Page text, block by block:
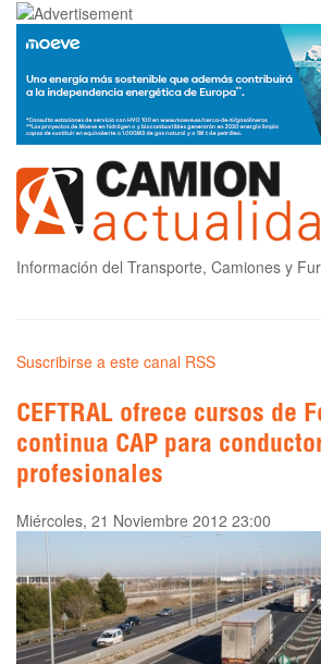
Información del Transporte, Camiones y
Suscribirse a este canal RSS
CEFTRAL ofrece cursos de
continua CAP para
profesionales
Miércoles, 21 Noviembre 2012 23:00